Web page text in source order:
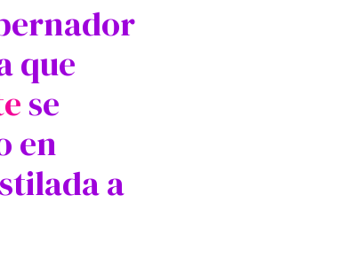
que
se
en
a